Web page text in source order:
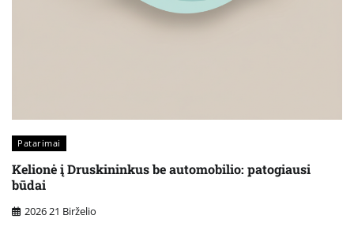
Patarimai
Kelionė į Druskininkus be automobilio: patogiausi
būdai
2026 21 Birželio